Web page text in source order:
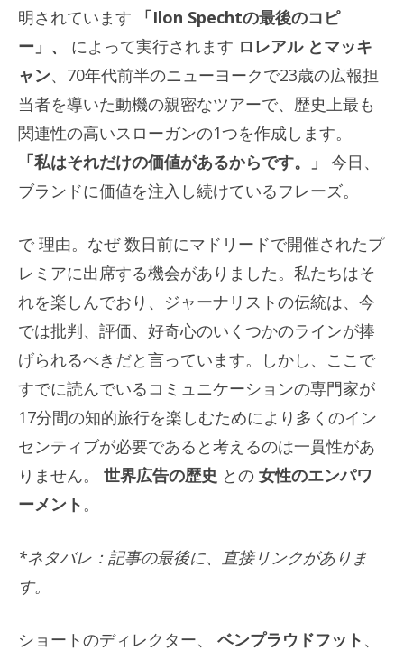
明されています
「Ilon Spechtの最後のコピ
ー」、 によって実行されます ロレアルとマッキ
ャン、70年代前半のニューヨークで23歳の広報担
当者を導いた動機の親密なツアーで、歴史上最も
関連性の高いスローガンの1つを作成します。
「私はそれだけの価値があるからです。」
今日、
ブランドに価値を注入し続けているフレーズ。
で理由。 なぜ数日前にマドリードで開催されたプ
レミアに出席する機会がありました。私たちはそ
れを楽しんでおり、ジャーナリストの伝統は、今
では批判、評価、好奇心のいくつかのラインが捧
げられるべきだと言っています。しかし、ここで
すでに読んでいるコミュニケーションの専門家が
17分間の知的旅行を楽しむためにより多くのイン
センティブが必要であると考えるのは一貫性があ
りません。 世界広告の歴史 との 女性のエンパワ
ーメント 。
*ネタバレ：記事の最後に、直接リンクがありま
す。
ショートのディレクター、 ベンプラウドフット 、